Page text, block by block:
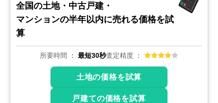
全国の土地・中古戸建・
マンションの半年以内に売れる価格を試
算
所要時間 最短30秒査定精度
土地の価格を試算
戸建ての価格を試算